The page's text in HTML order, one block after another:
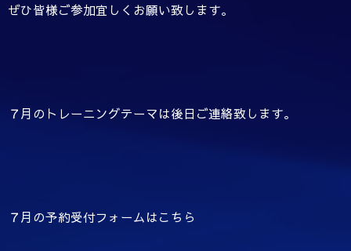
ぜひ皆様ご参加宜しくお願い致します。
７月のトレーニングテーマは後日ご連絡致します。
７月の予約受付フォームはこちら